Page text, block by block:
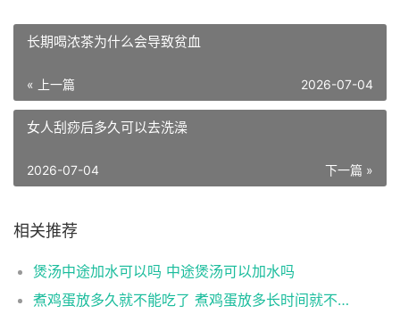
长期喝浓茶为什么会导致贫血
« 上一篇 2026-07-04
女人刮痧后多久可以去洗澡
下一篇 »
2026-07-04
相关推荐
煲汤中途加水可以吗 中途煲汤可以加水吗
煮鸡蛋放多久就不能吃了 煮鸡蛋放多长时间就不能食用了